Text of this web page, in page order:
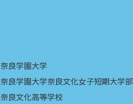
奈良学園大学
奈良学園大学奈良文化女子短期大学部
奈良文化高等学校